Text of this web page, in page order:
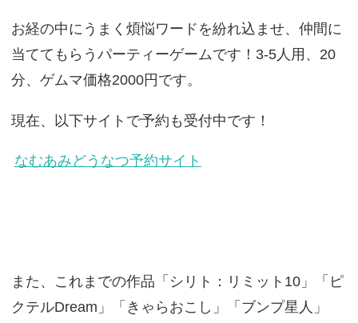
お経の中にうまく煩悩ワードを紛れ込ませ、仲間に
当ててもらうパーティーゲームです！3-5人用、20
分、ゲムマ価格2000円です。
現在、以下サイトで予約も受付中です！
なむあみどうなつ予約サイト
また、これまでの作品「シリト：リミット10」「ピ
クテルDream」「きゃらおこし」「ブンプ星人」